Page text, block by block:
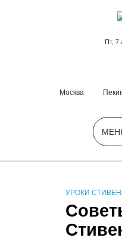
Пт, 7
Москва
УРОКИ